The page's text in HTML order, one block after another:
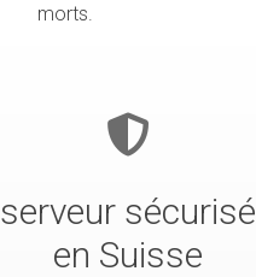
morts.
serveur sécurisé
en Suisse